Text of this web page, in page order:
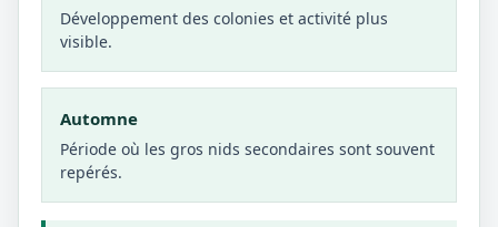
Développement des colonies et activité plus
visible.
Automne
Période où les gros nids secondaires sont souvent
repérés.